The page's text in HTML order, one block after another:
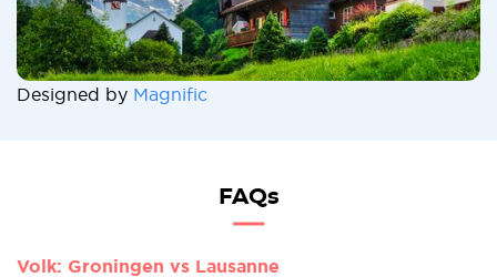
Designed by Magnific
FAQs
Volk: Groningen vs Lausanne